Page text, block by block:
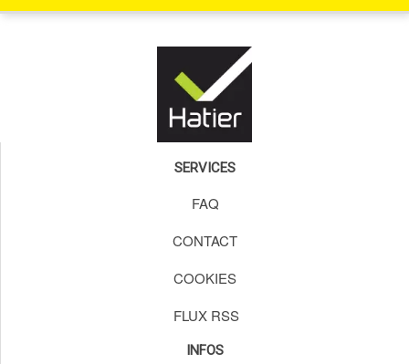
SERVICES
FAQ
CONTACT
COOKIES
FLUX RSS
INFOS